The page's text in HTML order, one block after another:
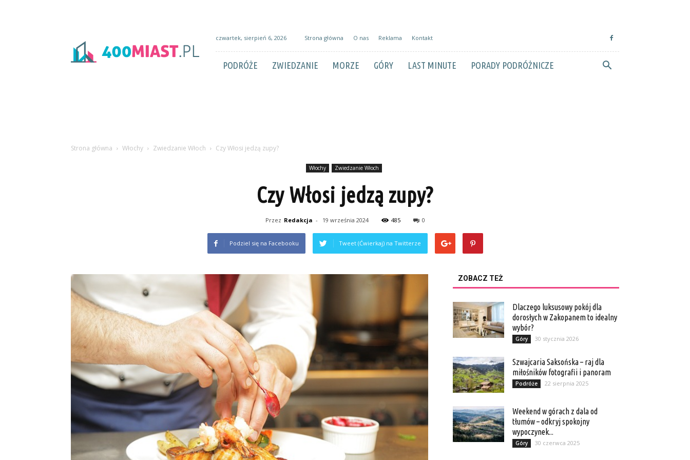
czwartek, sierpień 6, 2026 Strona główna O nas Reklama Kontakt
PODRÓŻE ZWIEDZANIE MORZE GÓRY LAST MINUTE PORADY PODRÓŻNICZE
Strona główna Włochy Zwiedzanie Włoch Czy Włosi jedzą zupy?
Włochy Zwiedzanie Włoch
Czy Włosi jedzą zupy?
Przez Redakcja - 19 września 2024 485 0
Podziel się na Facebooku Tweet (Ćwierkaj) na Twitterze
ZOBACZ TEŻ
Dlaczego luksusowy pokój dla
dorosłych w Zakopanem to idealny
wybór?
Góry 30 stycznia 2026
Szwajcaria Saksońska – raj dla
miłośników fotografii i panoram
Podróże 22 sierpnia 2025
Weekend w górach z dala od
tłumów – odkryj spokojny
wypoczynek...
Góry 30 czerwca 2025